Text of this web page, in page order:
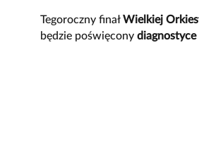
Tegoroczny finałWielkiej
będzie poświęcony